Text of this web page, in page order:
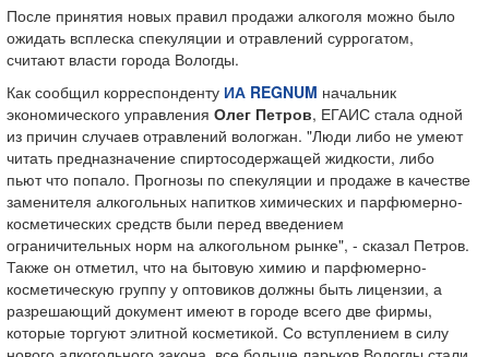
После принятия новых правил продажи алкоголя можно было
ожидать всплеска спекуляции и отравлений суррогатом,
считают власти города Вологды.
Как сообщил корреспонденту ИА REGNUM начальник
экономического управления Олег Петров, ЕГАИС стала одной
из причин случаев отравлений вологжан. "Люди либо не умеют
читать предназначение спиртосодержащей жидкости, либо
пьют что попало. Прогнозы по спекуляции и продаже в качестве
заменителя алкогольных напитков химических и парфюмерно-
косметических средств были перед введением
ограничительных норм на алкогольном рынке", - сказал Петров.
Также он отметил, что на бытовую химию и парфюмерно-
косметическую группу у оптовиков должны быть лицензии, а
разрешающий документ имеют в городе всего две фирмы,
которые торгуют элитной косметикой. Со вступлением в силу